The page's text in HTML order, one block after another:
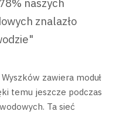
znalazło
Wyszków zawiera moduł
temu jeszcze podczas
Ta sieć